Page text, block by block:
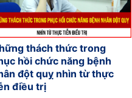
thách thức trong
hồi chức năng bệnh
đột quỵ nhìn từ thực
điều trị